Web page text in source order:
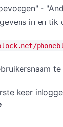
-
in en tik
te
keer